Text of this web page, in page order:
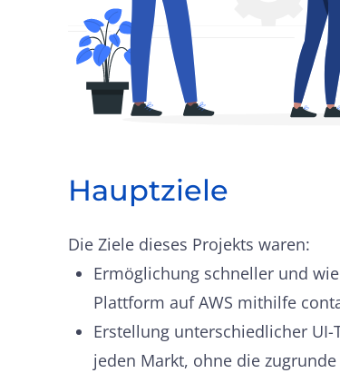
Hauptziele
Die Ziele dieses Projekts waren:
Ermöglichung schneller und
Plattform auf AWS mithilfe
Erstellung unterschiedlicher
jeden Markt, ohne die